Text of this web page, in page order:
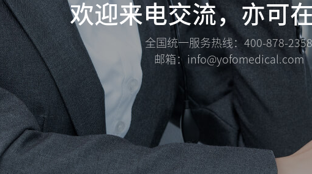
欢迎来电交流，亦可
全国统一服务热线：400-878-2358
邮箱：info@yofomedical.com